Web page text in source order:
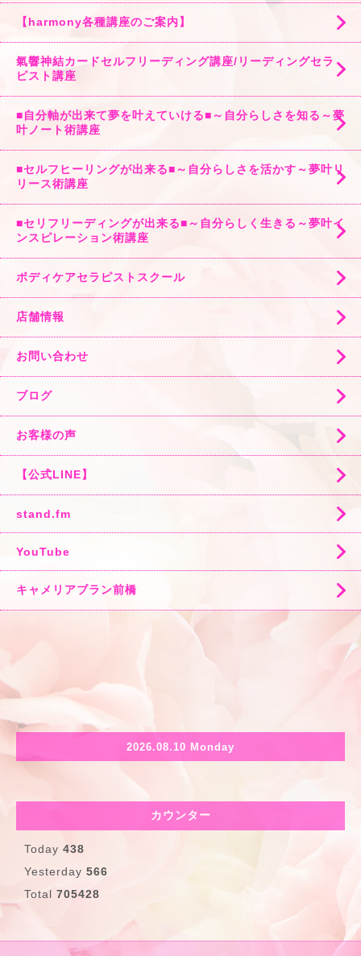
【harmony各種講座のご案内】
氣響神結カードセルフリーディング講座/リーディングセラ
ピスト講座
■自分軸が出来て夢を叶えていける■～自分らしさを知る～夢
叶ノート術講座
■セルフヒーリングが出来る■～自分らしさを活かす～夢叶リ
リース術講座
■セリフリーディングが出来る■～自分らしく生きる～夢叶イ
ンスピレーション術講座
ボディケアセラピストスクール
店舗情報
お問い合わせ
ブログ
お客様の声
【公式LINE】
stand.fm
YouTube
キャメリアブラン前橋
2026.08.10 Monday
カウンター
Today 438
Yesterday 566
Total 705428